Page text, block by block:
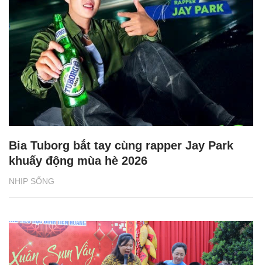
NHỊP SỐNG
Bia Tuborg bắt tay cùng rapper Jay Park
khuấy động mùa hè 2026